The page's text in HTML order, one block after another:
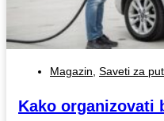
Magazin Saveti za
Kako organizovati